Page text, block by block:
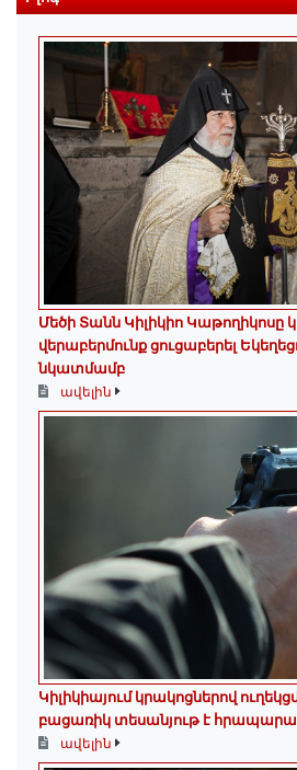
Մեծի Տանն Կիլիկիո Կաթողիկոսը
վերաբերմունք ցուցաբերել
նկատմամբ
ավելին
Կիլիկիայում կրակոցներով
բացառիկ տեսանյութ է
ավելին